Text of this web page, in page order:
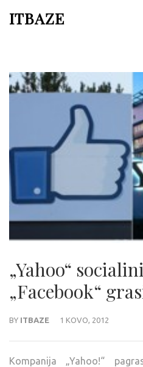
ITBAZE
„Yahoo“
„Facebook“
BY ITBAZE 1 KOVO, 2012
Kompanija „Yahoo!“